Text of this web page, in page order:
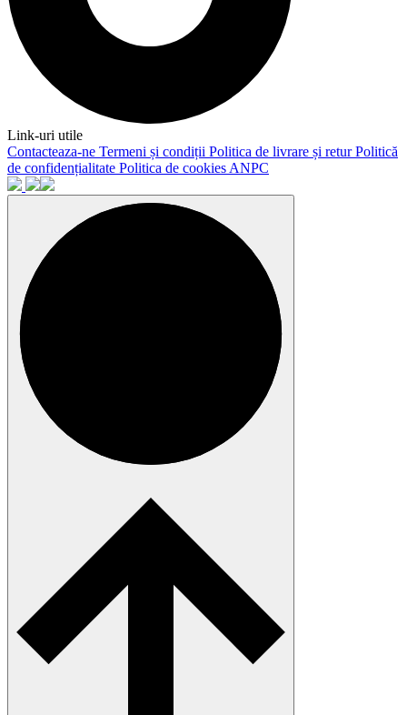
Link-uri utile
Contacteaza-ne Termeni și condiții Politica de livrare și returPolitică
de confidențialitate Politica de cookies ANPC